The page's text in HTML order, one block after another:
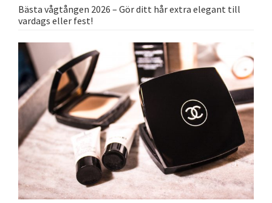
Bästa vågtången 2026 – Gör ditt hår extra elegant till
vardags eller fest!